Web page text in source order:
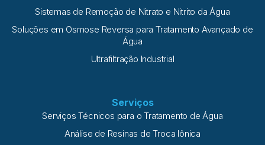
Sistemas de Remoção de Nitrato e Nitrito da Água
Soluções em Osmose Reversa para Tratamento Avançado de
Água
Ultrafiltração Industrial
Serviços
Serviços Técnicos para o Tratamento de Água
Análise de Resinas de Troca Iônica